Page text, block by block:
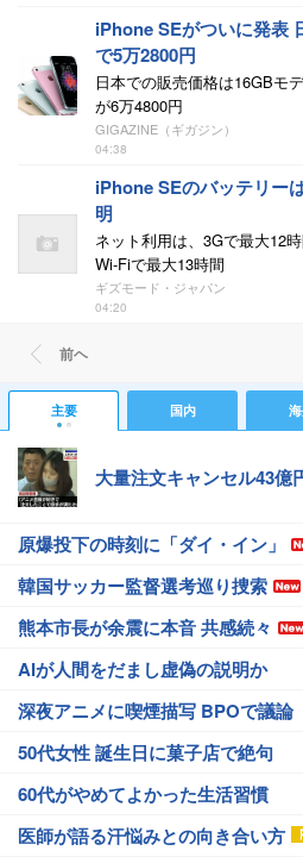
iPhone SEがついに発表
で5万2800円
日本での販売価格は16GBモ
が6万4800円
GIGAZINE（ギガジン）
04:38
iPhone SEのバッテリー
明
ネット利用は、3Gで最大12
Wi-Fiで最大13時間
ギズモード・ジャパン
04:20
前ヘ
主要 国内
大量注文キャンセル43億
原爆投下の時刻に「ダイ・イン」
韓国サッカー監督選考巡り捜索
熊本市長が余震に本音 共感続々
AIが人間をだまし虚偽の説明か
深夜アニメに喫煙描写 BPOで議論
50代女性 誕生日に菓子店で絶句
60代がやめてよかった生活習慣
医師が語る汗悩みとの向き合い方